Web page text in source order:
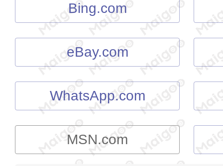
Bing.com
eBay.com
WhatsApp.com
MSN.com